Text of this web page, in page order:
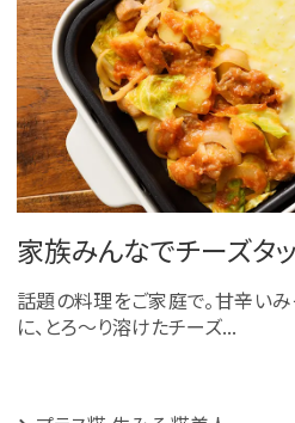
家族みんなでチーズタ
話題の料理をご家庭で。甘辛い
に、とろ～り溶けたチーズ...